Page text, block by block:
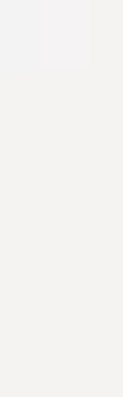
Sport|360°